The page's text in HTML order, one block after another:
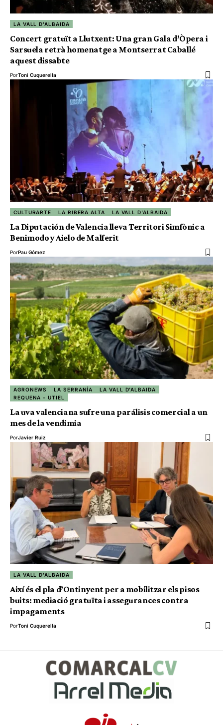
LA VALL D'ALBAIDA
Concert gratuït a Llutxent: Una gran Gala d’Òpera i
Sarsuela retrà homenatge a Montserrat Caballé
aquest dissabte
PorToni Cuquerella
CULTURARTE LA RIBERA ALTA LA VALL D'ALBAIDA
La Diputación de Valencia lleva Territori Simfònic a
Benimodo y Aielo de Malferit
PorPau Gómez
AGRONEWS LA SERRANÍA
LA VALL D'ALBAIDA
REQUENA - UTIEL
La uva valenciana sufre una parálisis comercial a un
mes de la vendimia
PorJavier Ruiz
LA VALL D'ALBAIDA
Així és el pla d’Ontinyent per a mobilitzar els pisos
buits: mediació gratuïta i assegurances contra
impagaments
PorToni Cuquerella